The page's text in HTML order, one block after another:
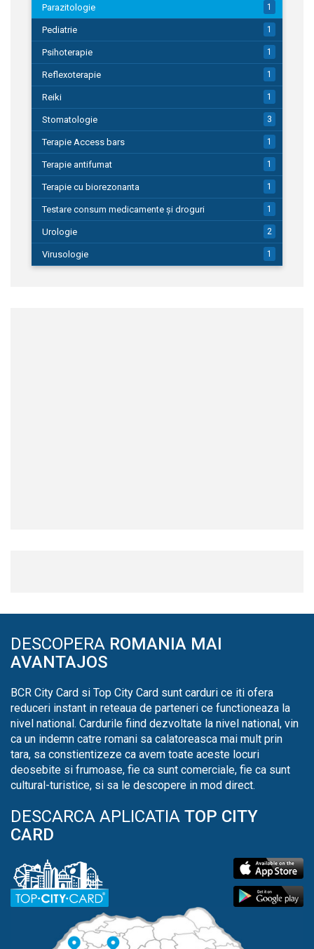
Parazitologie 1
Pediatrie 1
Psihoterapie 1
Reflexoterapie 1
Reiki 1
Stomatologie 3
Terapie Access bars 1
Terapie antifumat 1
Terapie cu biorezonanta 1
Testare consum medicamente și droguri 1
Urologie 2
Virusologie 1
DESCOPERA ROMANIA MAI
AVANTAJOS
BCR City Card si Top City Card sunt carduri ce iti ofera
reduceri instant in reteaua de parteneri ce functioneaza la
nivel national. Cardurile fiind dezvoltate la nivel national, vin
ca un indemn catre romani sa calatoreasca mai mult prin
tara, sa constientizeze ca avem toate aceste locuri
deosebite si frumoase, fie ca sunt comerciale, fie ca sunt
cultural-turistice, si sa le descopere in mod direct.
DESCARCA APLICATIA TOP CITY
CARD